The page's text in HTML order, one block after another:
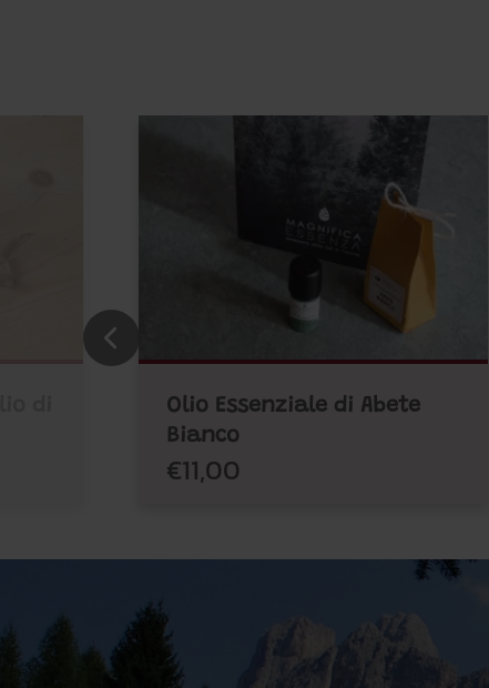
Olio Essenziale di Abete
Bianco
€11,00